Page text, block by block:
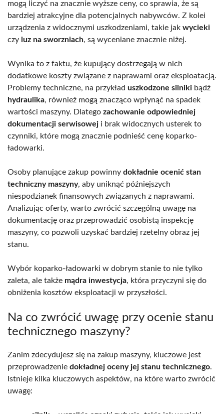
mogą liczyć na znacznie wyższe ceny, co sprawia, że są
bardziej atrakcyjne dla potencjalnych nabywców. Z kolei
urządzenia z widocznymi uszkodzeniami, takie jak wycieki
czy luz na sworzniach, są wyceniane znacznie niżej.
Wynika to z faktu, że kupujący dostrzegają w nich
dodatkowe koszty związane z naprawami oraz eksploatacją.
Problemy techniczne, na przykład uszkodzone silniki bądź
hydraulika, również mogą znacząco wpłynąć na spadek
wartości maszyny. Dlatego zachowanie odpowiedniej
dokumentacji serwisowej i brak widocznych usterek to
czynniki, które mogą znacznie podnieść cenę koparko-
ładowarki.
Osoby planujące zakup powinny dokładnie ocenić stan
techniczny maszyny, aby uniknąć późniejszych
niespodzianek finansowych związanych z naprawami.
Analizując oferty, warto zwrócić szczególną uwagę na
dokumentację oraz przeprowadzić osobistą inspekcję
maszyny, co pozwoli uzyskać bardziej rzetelny obraz jej
stanu.
Wybór koparko-ładowarki w dobrym stanie to nie tylko
zaleta, ale także mądra inwestycja, która przyczyni się do
obniżenia kosztów eksploatacji w przyszłości.
Na co zwrócić uwagę przy ocenie stanu
technicznego maszyny?
Zanim zdecydujesz się na zakup maszyny, kluczowe jest
przeprowadzenie dokładnej oceny jej stanu technicznego.
Istnieje kilka kluczowych aspektów, na które warto zwrócić
uwagę: